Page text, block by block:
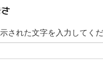
示された文字を入力してくだ